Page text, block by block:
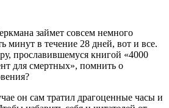
займет совсем немного
минут в течение 28 дней, вот и все.
прославившемуся книгой «4000
для смертных», помнить о
он сам тратил драгоценные часы и